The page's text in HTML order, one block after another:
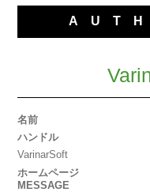
名前
ハンドル
VarinarSoft
ホームページ
MESSAGE